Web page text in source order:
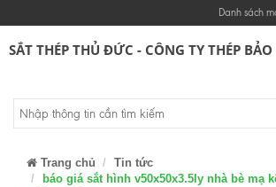
Danh sách
SẮT THÉP THỦ ĐỨC - CÔNG TY THÉP
Trang chủ
Tin tức
báo giá sắt hình v50x50x3.5ly nhà bè mạ